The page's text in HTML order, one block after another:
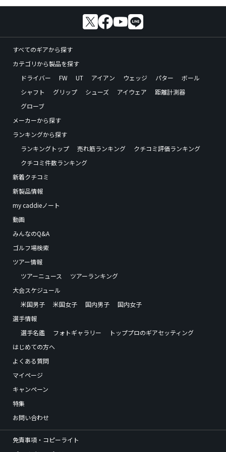
すべてのギアから探す
カテゴリから製品を探す
ドライバー
FW UT アイアン ウェッジ パター
ボール
シャフト
グリップ シューズ アイウェア
距離計測器
グローブ
メーカーから探す
ランキングから探す
ランキングトップ
売れ筋ランキング
クチコミ評価ランキング
クチコミ件数ランキング
新着クチコミ
新製品情報
my caddieノート
動画
みんなのQ&A
ゴルフ場検索
ツアー情報
ツアーニュース
ツアーランキング
大会スケジュール
米国男子
米国女子 国内男子
国内女子
選手情報
選手名鑑
フォトギャラリー
トッププロのギアセッティング
はじめての方へ
よくある質問
マイページ
キャンペーン
特集
お問い合わせ
免責事項・コピーライト